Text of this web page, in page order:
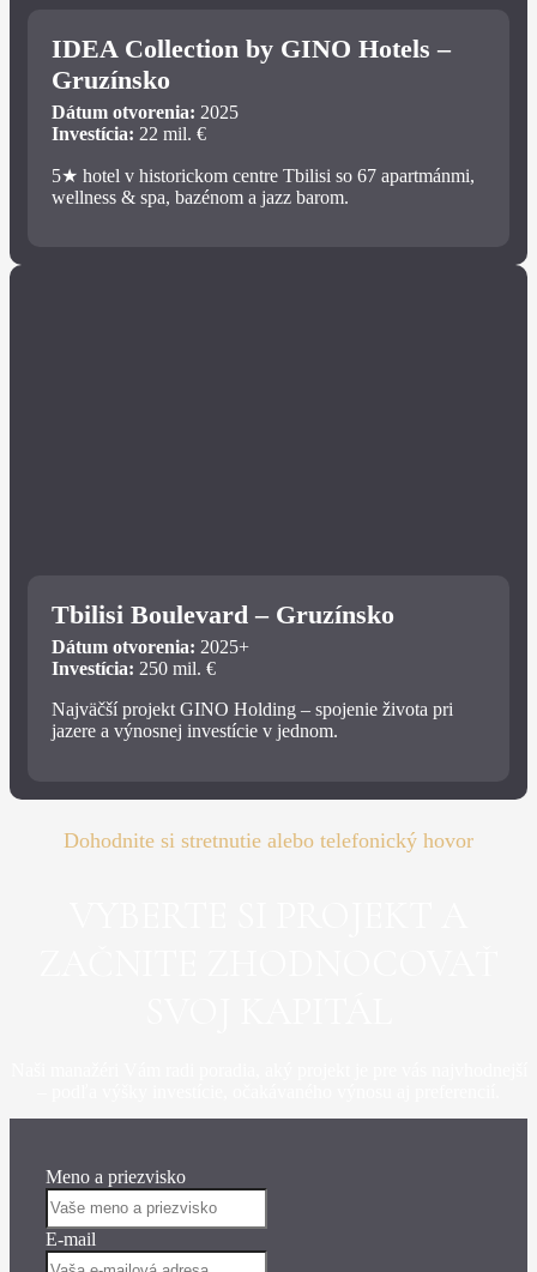
IDEA Collection by GINO Hotels –
Gruzínsko
Dátum otvorenia: 2025
Investícia: 22 mil. €
5★ hotel v historickom centre Tbilisi so 67 apartmánmi,
wellness & spa, bazénom a jazz barom.
Tbilisi Boulevard – Gruzínsko
Dátum otvorenia: 2025+
Investícia: 250 mil. €
Najväčší projekt GINO Holding – spojenie života pri
jazere a výnosnej investície v jednom.
Dohodnite si stretnutie alebo telefonický hovor
Meno a priezvisko
E-mail